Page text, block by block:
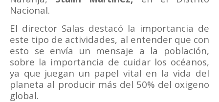
Nacional.
El director Salas destacó la importancia de
este tipo de actividades, al entender que con
esto se envía un mensaje a la población,
sobre la importancia de cuidar los océanos,
ya que juegan un papel vital en la vida del
planeta al producir más del 50% del oxigeno
global.